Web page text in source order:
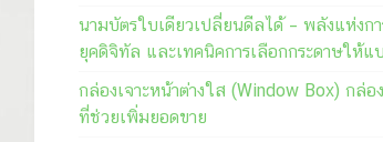
นามบัตรใบเดียวเปลี่ยนดีลได้ – พลังแห่งก
ยุคดิจิทัล และเทคนิคการเลือกกระดาษให้แ
กล่องเจาะหน้าต่างใส (Window Box) กล่อ
ที่ช่วยเพิ่มยอดขาย